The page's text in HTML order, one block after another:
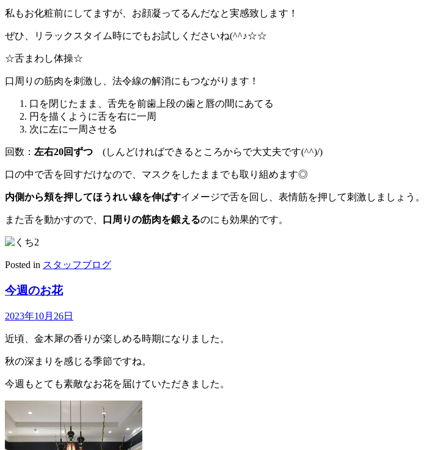
私もお化粧前にしてますが、お顔凝ってるんだなと実感致します！
ぜひ、リラックスタイム時にでもお試しくださいね(^^♪☆☆
☆舌まわし体操☆
口周りの筋肉を刺激し、法令線の解消にもつながります！
口を閉じたまま、舌先を前歯上段の歯と唇の間にあてる
円を描くように舌を右に一周
次に左に一周させる
回数： 左右20回ずつ (しんどければできるところからで大丈夫です(^^)/)
口の中で舌を回すだけなので、マスクをしたままでも取り組めます◎
内側から頬を押してほうれい線を伸ばすイメージで舌を回し、表情筋を押して刺激しましょう。
また舌を動かすので、 口周りの筋肉を鍛えるのにも効果的です。
Posted in スタッフブログ
今週のお花
2023年10月26日
近頃、金木犀の香りが楽しめる時期になりました。
秋の深まりを感じる季節ですね。
今週もとても素敵なお花を届けていただきました。